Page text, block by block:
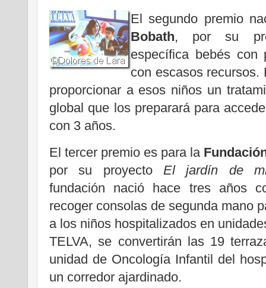
El segundo premio
Bobath, por su
específica bebés con
con escasos recursos.
proporcionar a esos niños un
global que los preparará para
con 3 años.
El tercer premio es para la
por su proyecto El jardín de
fundación nació hace tres años
recoger consolas de segunda mano
a los niños hospitalizados en
TELVA, se convertirán las 19
unidad de Oncología Infantil del
un corredor ajardinado.